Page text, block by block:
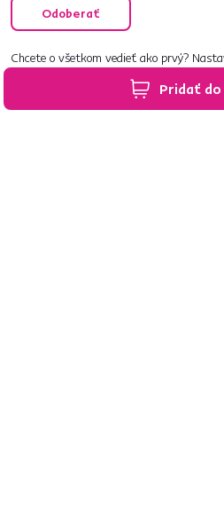
Pridať do
Odoberať
Chcete o všetkom vedieť ako prvý?
e‑mailov tak, aby vám nič neušlo.